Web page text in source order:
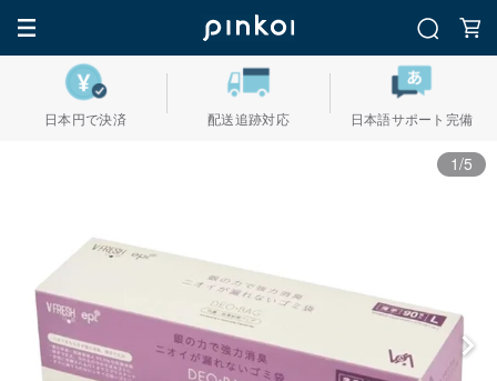
日本円で決済 配送追跡対応 日本語サポート完備
1/5